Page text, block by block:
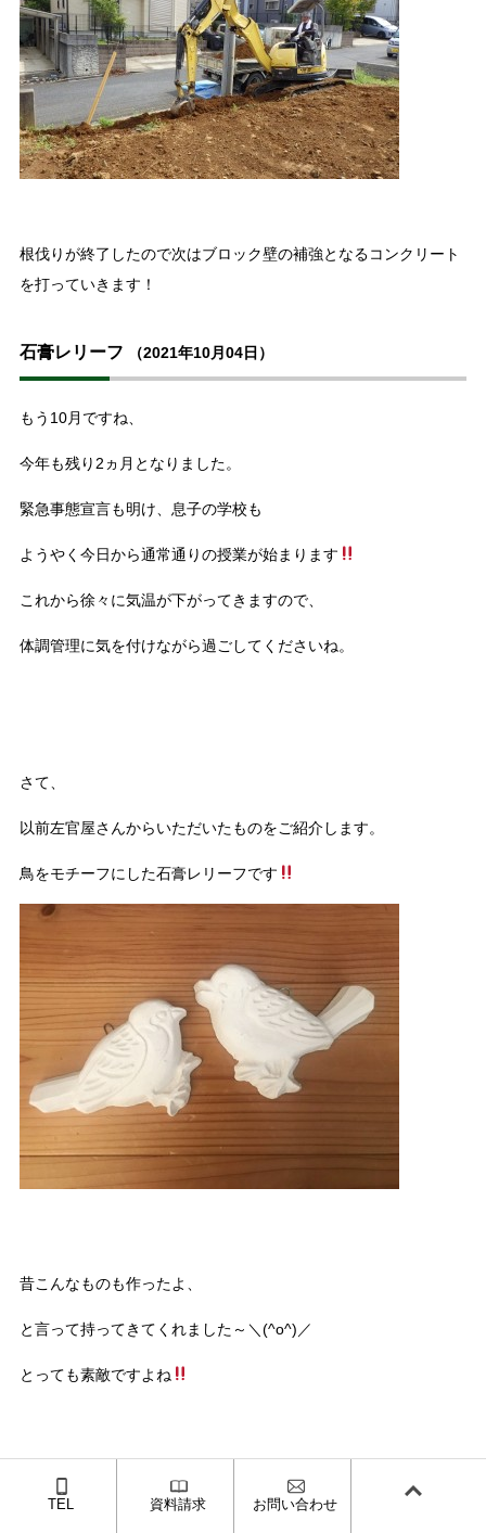
根伐りが終了したので次はブロック壁の補強となるコンクリート
を打っていきます！
石膏レリーフ （2021年10月04日）
もう10月ですね、
今年も残り2ヵ月となりました。
緊急事態宣言も明け、息子の学校も
ようやく今日から通常通りの授業が始まります
これから徐々に気温が下がってきますので、
体調管理に気を付けながら過ごしてくださいね。
さて、
以前左官屋さんからいただいたものをご紹介します。
鳥をモチーフにした石膏レリーフです
昔こんなものも作ったよ、
と言って持ってきてくれました～＼(^o^)／
とっても素敵ですよね
TEL 資料請求 お問い合わせ